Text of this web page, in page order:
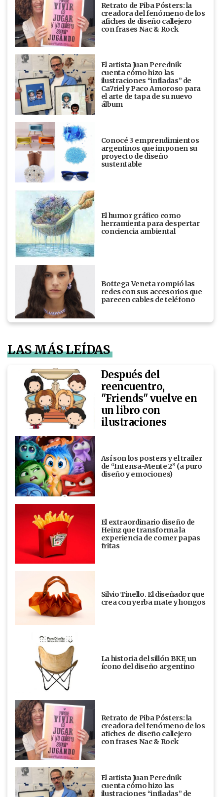
Retrato de Piba Pósters: la
creadora del fenómeno de los
afiches de diseño callejero
con frases Nac & Rock
El artista Juan Perednik
cuenta cómo hizo las
ilustraciones “infladas” de
Ca7riel y Paco Amoroso para
el arte de tapa de su nuevo
álbum
Conocé 3 emprendimientos
argentinos que imponen su
proyecto de diseño
sustentable
El humor gráfico como
herramienta para despertar
conciencia ambiental
Bottega Veneta rompió las
redes con sus accesorios que
parecen cables de teléfono
LAS MÁS LEÍDAS
Después del
reencuentro,
"Friends" vuelve en
un libro con
ilustraciones
Así son los posters y el trailer
de “Intensa-Mente 2” (a puro
diseño y emociones)
El extraordinario diseño de
Heinz que transforma la
experiencia de comer papas
fritas
Silvio Tinello. El diseñador que
crea con yerba mate y hongos
La historia del sillón BKF, un
ícono del diseño argentino
Retrato de Piba Pósters: la
creadora del fenómeno de los
afiches de diseño callejero
con frases Nac & Rock
El artista Juan Perednik
cuenta cómo hizo las
ilustraciones “infladas” de